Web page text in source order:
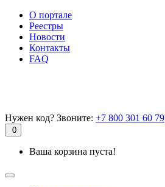
О портале
Реестры
Новости
Контакты
FAQ
Нужен код? Звоните: +7 800 301 60 79
0
Ваша корзина пуста!